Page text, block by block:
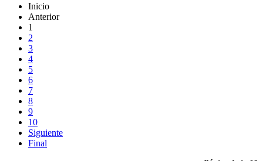
Inicio
Anterior
1
2
3
4
5
6
7
8
9
10
Siguiente
Final